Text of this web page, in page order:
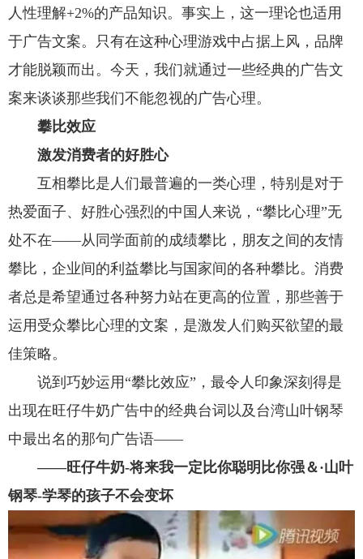
人性理解+2%的产品知识。事实上，这一理论也适用
于广告文案。只有在这种心理游戏中占据上风，品牌
才能脱颖而出。今天，我们就通过一些经典的广告文
案来谈谈那些我们不能忽视的广告心理。
攀比效应
激发消费者的好胜心
互相攀比是人们最普遍的一类心理，特别是对于
热爱面子、好胜心强烈的中国人来说，“攀比心理”无
处不在——从同学面前的成绩攀比，朋友之间的友情
攀比，企业间的利益攀比与国家间的各种攀比。消费
者总是希望通过各种努力站在更高的位置，那些善于
运用受众攀比心理的文案，是激发人们购买欲望的最
佳策略。
说到巧妙运用“攀比效应”，最令人印象深刻得是
出现在旺仔牛奶广告中的经典台词以及台湾山叶钢琴
中最出名的那句广告语——
——旺仔牛奶-将来我一定比你聪明比你强＆·山叶
钢琴-学琴的孩子不会变坏